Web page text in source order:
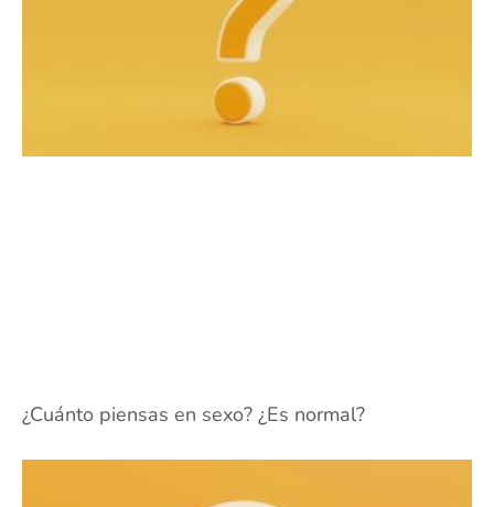
¿Cuánto piensas en sexo? ¿Es normal?